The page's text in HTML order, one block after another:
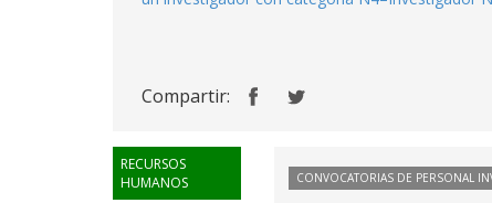
Compartir:
RECURSOS
HUMANOS
CONVOCATORIAS DE PERSONAL